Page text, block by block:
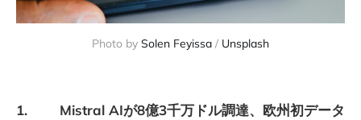
Photo by Solen Feyissa / Unsplash
1. Mistral AIが8億3千万ドル調達、欧州初データ